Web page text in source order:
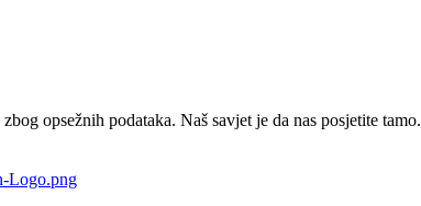
opsežnih podataka. Naš savjet je da nas posjetite tamo.